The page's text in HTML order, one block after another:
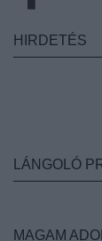
HIRDETÉS
LÁNGOLÓ
MAGAM